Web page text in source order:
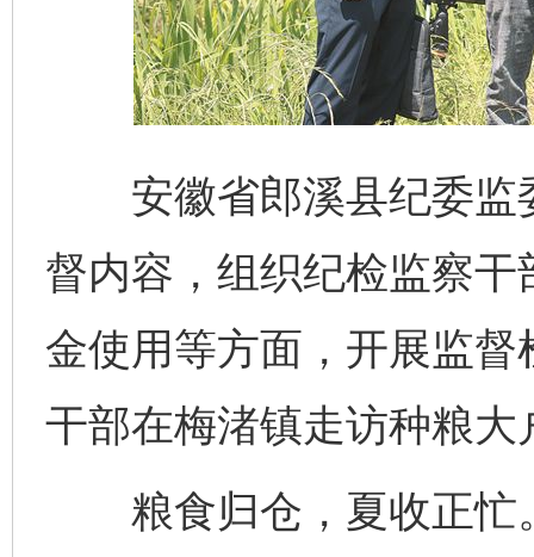
安徽省郎溪县纪委监
督内容，组织纪检监察
金使用等方面，开展监
干部在梅渚镇走访种粮
粮食归仓，夏收正忙